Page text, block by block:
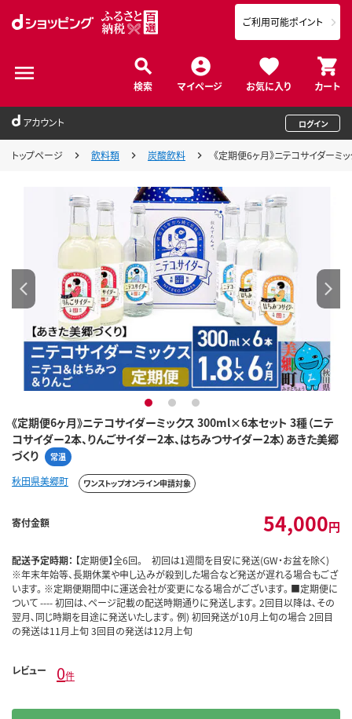
検索 マイページ お気に入り カート
ご利用可能ポイント
アカウント ログイン
トップページ 飲料類 炭酸飲料 《定期便6ヶ月》ニテコサイダーミ
《定期便6ヶ月》ニテコサイダーミックス 300ml×6本セット 3種（ニテ
コサイダー2本、りんごサイダー2本、はちみつサイダー2本）あきた美郷
づくり
常温
1 2 3
秋田県美郷町 ワンストップオンライン申請対象
寄付金額 54,000円
配送予定時期： 【定期便】全6回。 初回は1週間を目安に発送(GW・お盆を除く)
※年末年始等、長期休業や申し込みが殺到した場合など発送が遅れる場合もござ
います。 ※定期便期間中に運送会社が変更になる場合がございます。 ■定期便に
ついて ---- 初回は、ページ記載の配送時期通りに発送します。 2回目以降は､その
翌月､同じ時期を目途に発送いたします｡ 例) 初回発送が10月上旬の場合 2回目
の発送は11月上旬 3回目の発送は12月上旬
レビュー 0件